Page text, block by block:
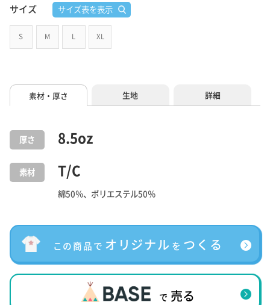
サイズ サイズ表を表示
S M XL
素材・厚さ 生地 詳細
厚さ 8.5oz
素材 T/C
綿50％、ポリエステル50％
この商品で オリジナル を つくる
で 売る